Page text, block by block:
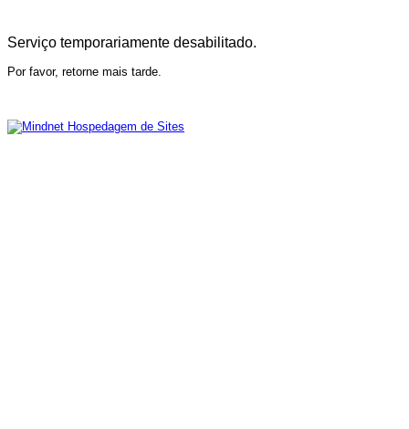
Serviço temporariamente desabilitado.
Por favor, retorne mais tarde.